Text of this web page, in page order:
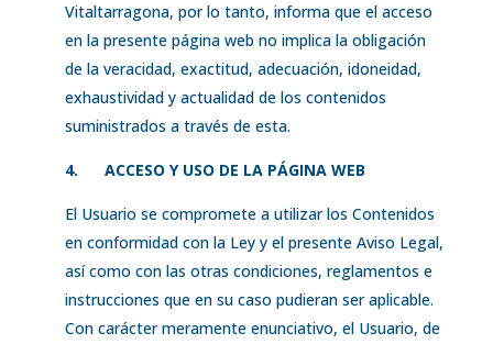
Vitaltarragona, por lo tanto, informa que el acceso
en la presente página web no implica la obligación
de la veracidad, exactitud, adecuación, idoneidad,
exhaustividad y actualidad de los contenidos
suministrados a través de esta.
4. ACCESO Y USO DE LA PÁGINA WEB
El Usuario se compromete a utilizar los Contenidos
en conformidad con la Ley y el presente Aviso Legal,
así como con las otras condiciones, reglamentos e
instrucciones que en su caso pudieran ser aplicable.
Con carácter meramente enunciativo, el Usuario, de